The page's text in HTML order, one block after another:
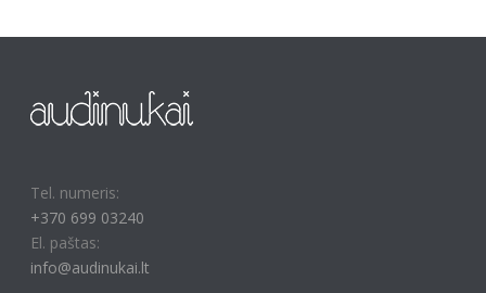
Tel. numeris:
+370 699 03240
El. paštas:
info@audinukai.lt